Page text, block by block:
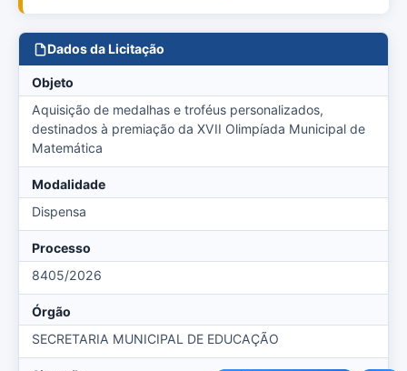
Dados da Licitação
Objeto
Aquisição de medalhas e troféus personalizados,
destinados à premiação da XVII Olimpíada Municipal de
Matemática
Modalidade
Dispensa
Processo
8405/2026
Órgão
SECRETARIA MUNICIPAL DE EDUCAÇÃO